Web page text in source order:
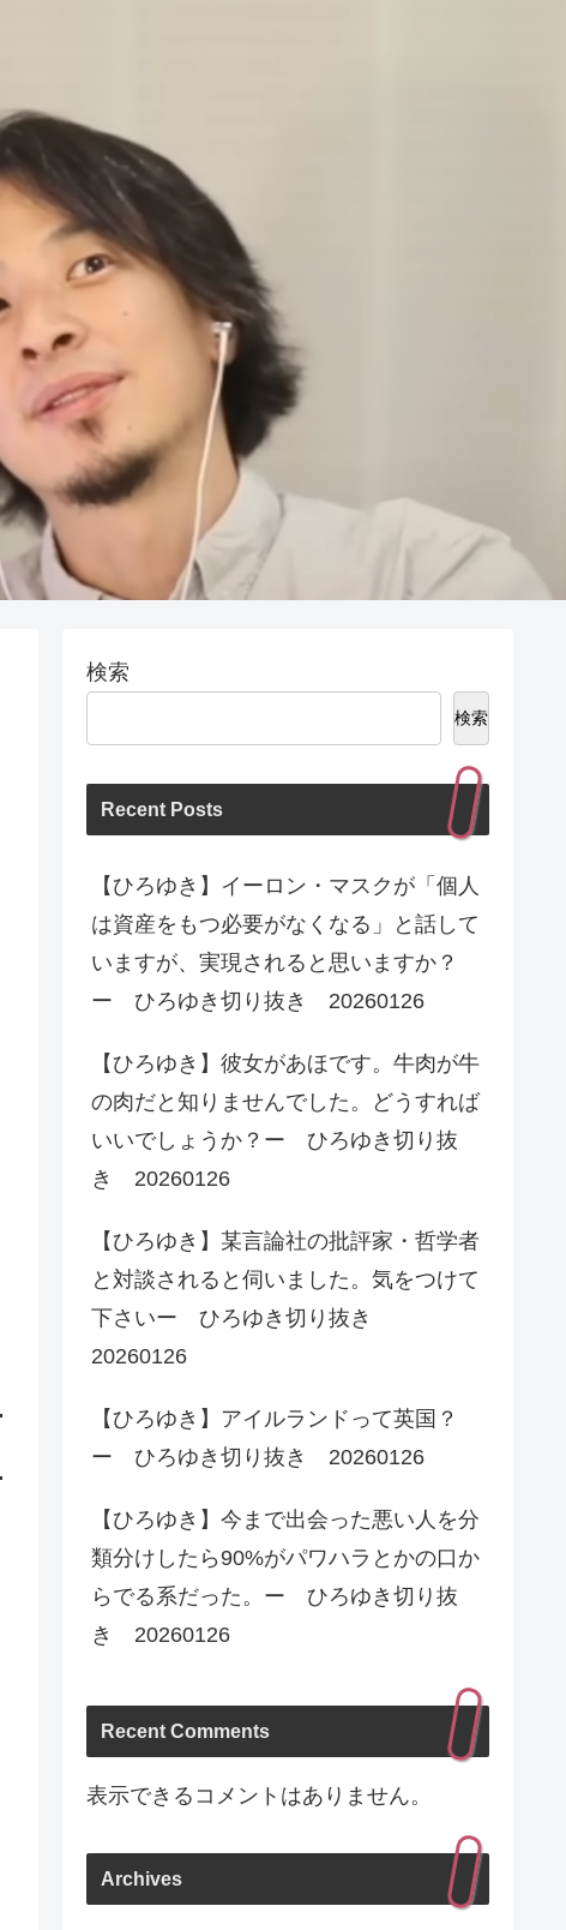
検索
検索
Recent Posts
【ひろゆき】イーロン・マスクが「個人
は資産をもつ必要がなくなる」と話して
いますが、実現されると思いますか？
ー ひろゆき切り抜き 20260126
【ひろゆき】彼女があほです。牛肉が牛
の肉だと知りませんでした。どうすれば
いいでしょうか？ー ひろゆき切り抜
き 20260126
【ひろゆき】某言論社の批評家・哲学者
と対談されると伺いました。気をつけて
下さいー ひろゆき切り抜き
20260126
【ひろゆき】アイルランドって英国？
ー ひろゆき切り抜き 20260126
【ひろゆき】今まで出会った悪い人を分
類分けしたら90%がパワハラとかの口か
らでる系だった。ー ひろゆき切り抜
き 20260126
Recent Comments
表示できるコメントはありません。
Archives